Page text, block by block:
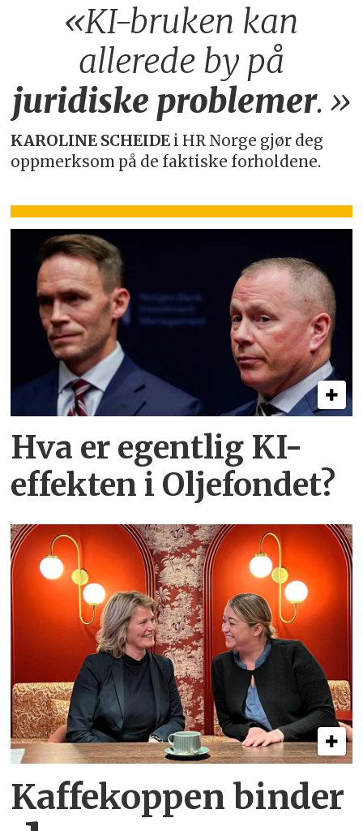
«KI-bruken kan
allerede by på
juridiske problemer.»
KAROLINE SCHEIDE i HR Norge gjør deg
oppmerksom på de faktiske forholdene.
Hva er egentlig KI-
effekten i Oljefondet?
Kaffekoppen binder